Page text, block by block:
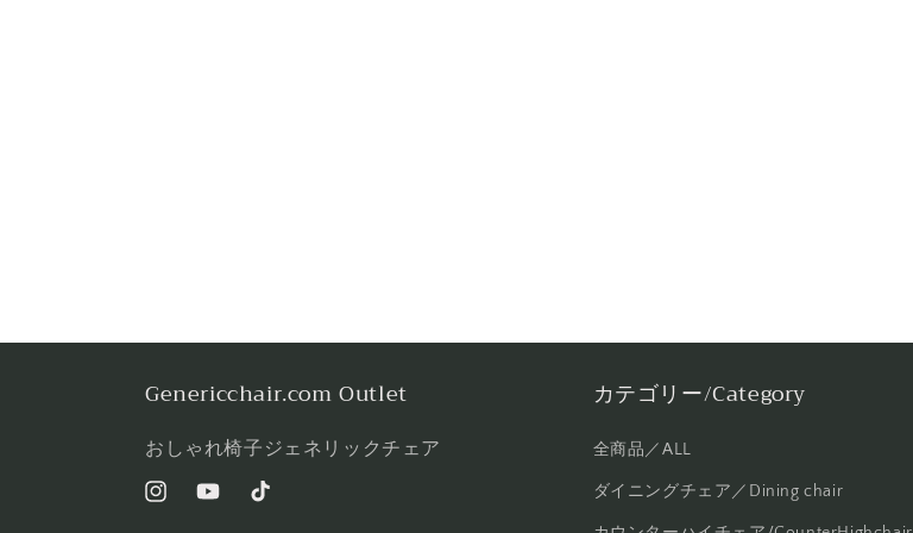
Genericchair.com Outlet
おしゃれ椅子ジェネリックチェア
InstagramYouTubeTikTok
カテゴリー/Category
全商品／ALL
ダイニングチェア／Dining chair